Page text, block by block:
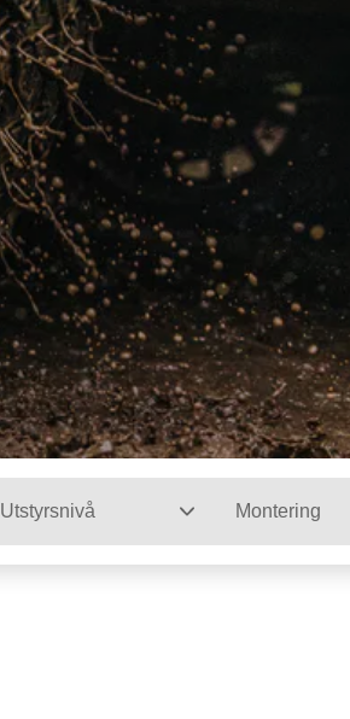
Utstyrsnivå Montering